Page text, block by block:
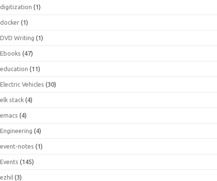
digitization (1)
docker (1)
DVD Writing (1)
Ebooks (47)
education (11)
Electric Vehicles (30)
elk stack (4)
emacs (4)
Engineering (4)
event-notes (1)
Events (145)
ezhil (3)